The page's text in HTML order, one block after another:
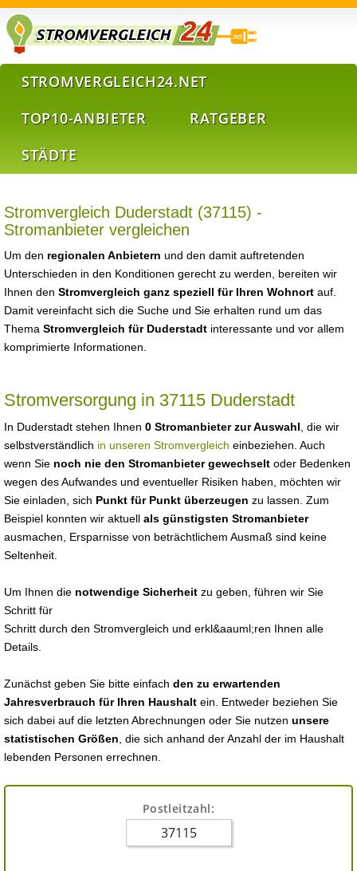
STROMVERGLEICH24.NET
TOP10-ANBIETER
RATGEBER
STÄDTE
Stromvergleich Duderstadt (37115) -
Stromanbieter vergleichen
Um den regionalen Anbietern und den damit auftretenden
Unterschieden in den Konditionen gerecht zu werden, bereiten wir
Ihnen den Stromvergleich ganz speziell für Ihren Wohnort auf.
Damit vereinfacht sich die Suche und Sie erhalten rund um das
Thema Stromvergleich für Duderstadt interessante und vor allem
komprimierte Informationen.
Stromversorgung in 37115 Duderstadt
In Duderstadt stehen Ihnen 0 Stromanbieter zur Auswahl , die wir
selbstverständlich in unseren Stromvergleich einbeziehen. Auch
wenn Sie noch nie den Stromanbieter gewechselt oder Bedenken
wegen des Aufwandes und eventueller Risiken haben, möchten wir
Sie einladen, sich Punkt für Punkt überzeugen zu lassen. Zum
Beispiel konnten wir aktuell als günstigsten Stromanbieter
ausmachen, Ersparnisse von beträchtlichem Ausmaß sind keine
Seltenheit.
Um Ihnen die notwendige Sicherheit zu geben, führen wir Sie
Schritt für
Schritt durch den Stromvergleich und erkl&aauml;ren Ihnen alle
Details.
Zunächst geben Sie bitte einfach den zu erwartenden
Jahresverbrauch für Ihren Haushalt ein. Entweder beziehen Sie
sich dabei auf die letzten Abrechnungen oder Sie nutzen unsere
statistischen Größen , die sich anhand der Anzahl der im Haushalt
lebenden Personen errechnen.
Postleitzahl: